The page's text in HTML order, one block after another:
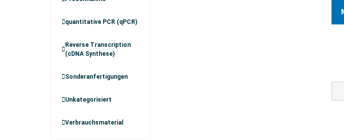
quantitative PCR (qPCR)
Reverse Transcription
(cDNA Synthese)
Sonderanfertigungen
Unkategorisiert
Verbrauchsmaterial